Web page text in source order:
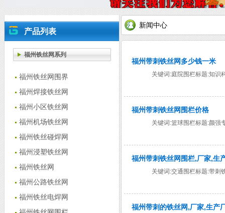
产品列表
福州铁丝网系列
福州铁丝网围界
福州焊接铁丝网
福州小区铁丝网
福州机场铁丝网
福州铁丝碰焊网
福州浸塑铁丝网
福州铁丝网
福州公路铁丝网
福州铁丝电焊网
新闻中心
福州带刺铁丝网多少钱一米
关键词:庭院围栏标题:知识
福州带刺铁丝网围栏价格
关键词:篮球围栏标题:颜强
福州带刺铁丝网围栏,厂家,生
关键词:交通围栏标题:带刺
福州带刺的铁丝网,厂家,生产